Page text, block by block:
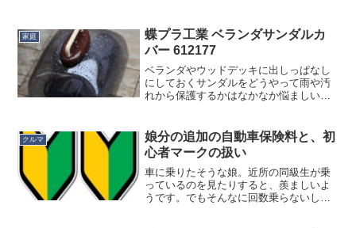
ら再びルシードに戻りました。ですがル
シード、気がついたら...
家庭
蝶プラ工業 ベランダサンダルカ
バー 612177
ベランダやウッドデッキに出しっぱなし
にしておくサンダルをどうやって雨や汚
れから保護するかはなかなか悩ましい問
しっぱなしにする人は出しっぱなしにす
ると思います。ベランダ用...
クルマ
娘分の追加の自動車保険料と、初
心者マークの扱い
車に乗りたそうな娘。近所の同級生が乗
っているのを見たりすると、羨ましいよ
うです。でもそんなに回数乗らないし、